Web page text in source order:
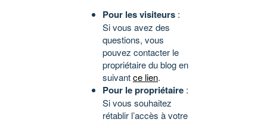
Pour les visiteurs :
Si vous avez des
questions, vous
pouvez contacter le
propriétaire du blog en
suivantce lien.
Pour le propriétaire :
Si vous souhaitez
rétablir l’accès à votre